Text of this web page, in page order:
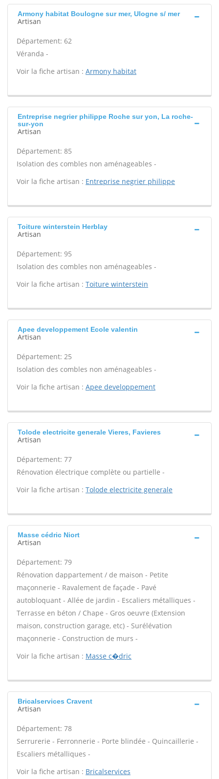
Armony habitat Boulogne sur mer, Ulogne s/ mer
Artisan
Département: 62
Véranda -
Voir la fiche artisan : Armony habitat
Entreprise negrier philippe Roche sur yon, La roche-
sur-yon
Artisan
Département: 85
Isolation des combles non aménageables -
Voir la fiche artisan : Entreprise negrier philippe
Toiture winterstein Herblay
Artisan
Département: 95
Isolation des combles non aménageables -
Voir la fiche artisan : Toiture winterstein
Apee developpement Ecole valentin
Artisan
Département: 25
Isolation des combles non aménageables -
Voir la fiche artisan : Apee developpement
Tolode electricite generale Vieres, Favieres
Artisan
Département: 77
Rénovation électrique complète ou partielle -
Voir la fiche artisan : Tolode electricite generale
Masse cédric Niort
Artisan
Département: 79
Rénovation dappartement / de maison - Petite
maçonnerie - Ravalement de façade - Pavé
autobloquant - Allée de jardin - Escaliers métalliques -
Terrasse en béton / Chape - Gros oeuvre (Extension
maison, construction garage, etc) - Surélévation
maçonnerie - Construction de murs -
Voir la fiche artisan : Masse c�dric
Bricalservices Cravent
Artisan
Département: 78
Serrurerie - Ferronnerie - Porte blindée - Quincaillerie -
Escaliers métalliques -
Voir la fiche artisan : Bricalservices